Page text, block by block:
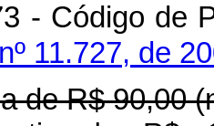
-
11.727, de
de R$ 90,00